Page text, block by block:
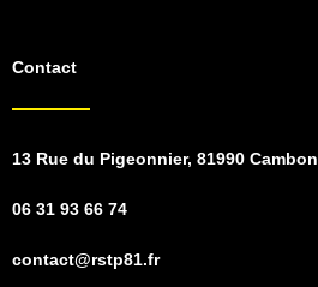
Contact
13 Rue du Pigeonnier, 81990 Cambon
06 31 93 66 74
contact@rstp81.fr